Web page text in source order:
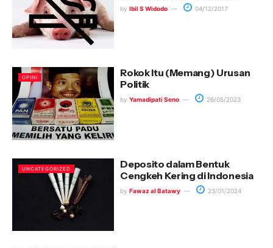
by Ibil S Widodo 04/12/2017
OPINI
Rokok Itu (Memang) Urusan
Politik
by Yamadipati Seno 26/05/2023
UNCATEGORIZED
Deposito dalam Bentuk
Cengkeh Kering di Indonesia
by Fawaz al Batawy 23/01/2024